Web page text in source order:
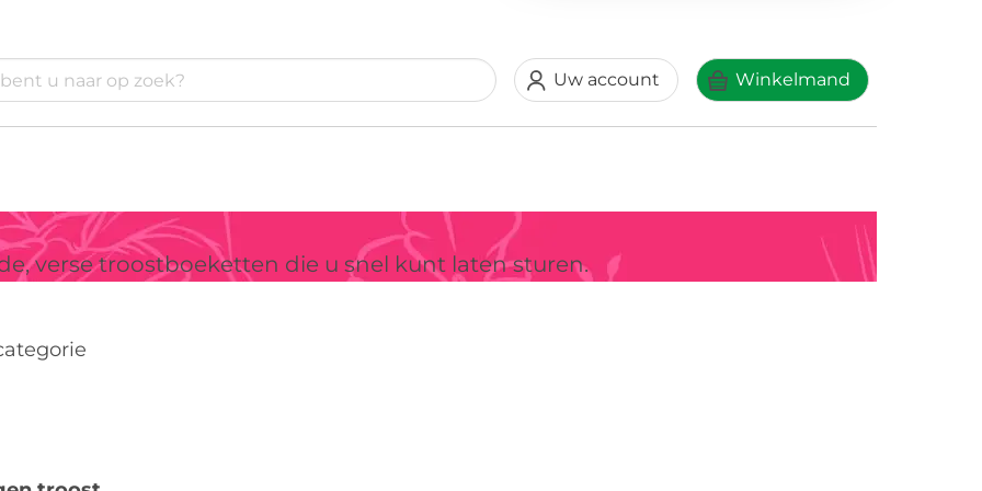
Uw account Winkelmand
verse troostboeketten die u snel kunt laten sturen.